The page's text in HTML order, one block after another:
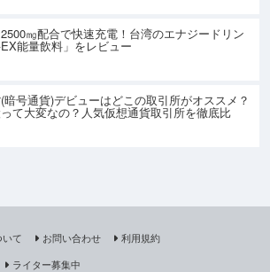
㎎配合で快速充電！台湾のエナジードリン
能量飲料」をレビュー
暗号通貨)デビューはどこの取引所がオススメ？
て大変なの？人気仮想通貨取引所を徹底比
て お問い合わせ
利用規約
ライター募集中